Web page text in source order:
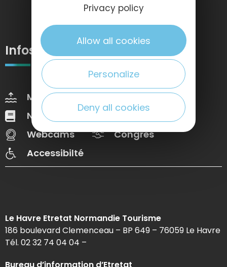
Infos pratiques
Marées
Météo
Nos brochures
Webcams
Congrès
Accessibilté
Le Havre Etretat Normandie Tourisme
186 boulevard Clemenceau – BP 649 – 76059 Le Havre
Tél. 02 32 74 04 04 –
Privacy policy
Allow all cookies
Personalize
Deny all cookies